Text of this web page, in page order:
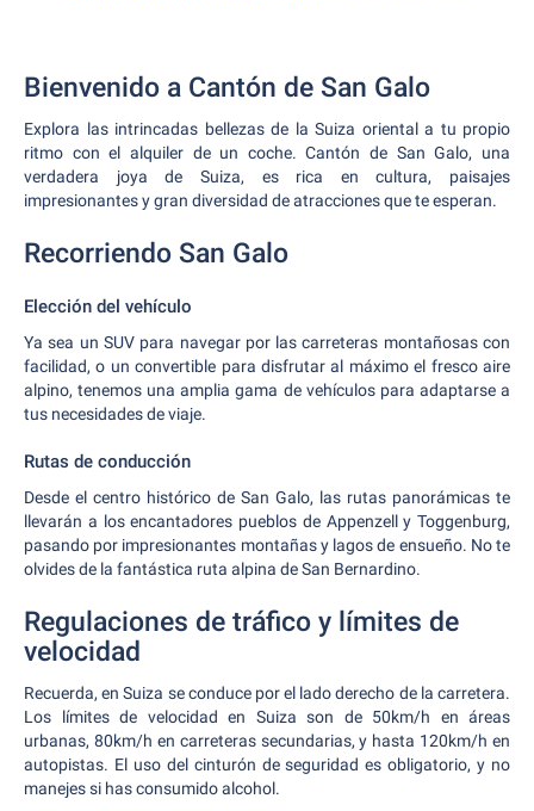
Bienvenido a Cantón de San Galo
Explora las intrincadas bellezas de la Suiza oriental a tu propio
ritmo con el alquiler de un coche. Cantón de San Galo, una
verdadera joya de Suiza, es rica en cultura, paisajes
impresionantes y gran diversidad de atracciones que te esperan.
Recorriendo San Galo
Elección del vehículo
Ya sea un SUV para navegar por las carreteras montañosas con
facilidad, o un convertible para disfrutar al máximo el fresco aire
alpino, tenemos una amplia gama de vehículos para adaptarse a
tus necesidades de viaje.
Rutas de conducción
Desde el centro histórico de San Galo, las rutas panorámicas te
llevarán a los encantadores pueblos de Appenzell y Toggenburg,
pasando por impresionantes montañas y lagos de ensueño. No te
olvides de la fantástica ruta alpina de San Bernardino.
Regulaciones de tráfico y límites de
velocidad
Recuerda, en Suiza se conduce por el lado derecho de la carretera.
Los límites de velocidad en Suiza son de 50km/h en áreas
urbanas, 80km/h en carreteras secundarias, y hasta 120km/h en
autopistas. El uso del cinturón de seguridad es obligatorio, y no
manejes si has consumido alcohol.